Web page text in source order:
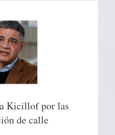
Kicillof por las
de calle